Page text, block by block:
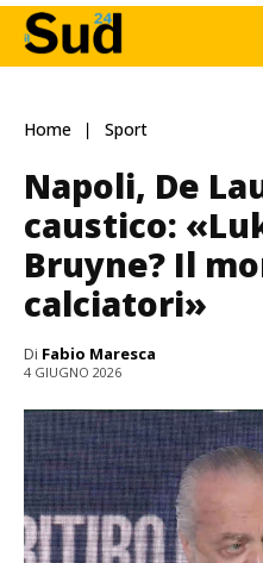
Home Sport
Napoli, De
caustico:
Bruyne? Il
calciatori»
Di Fabio Maresca
4 GIUGNO 2026